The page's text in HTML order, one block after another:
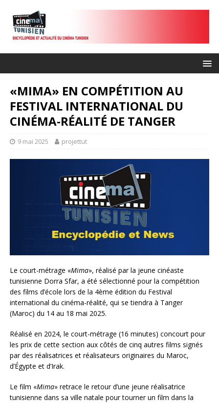
«MIMA» EN COMPÉTITION AU
FESTIVAL INTERNATIONAL DU
CINÉMA-RÉALITÉ DE TANGER
9 mai 2025 projettut
Le court-métrage «Mima», réalisé par la jeune cinéaste
tunisienne Dorra Sfar, a été sélectionné pour la compétition
des films d’école lors de la 4ème édition du Festival
international du cinéma-réalité, qui se tiendra à Tanger
(Maroc) du 14 au 18 mai 2025.
Réalisé en 2024, le court-métrage (16 minutes) concourt pour
les prix de cette section aux côtés de cinq autres films signés
par des réalisatrices et réalisateurs originaires du Maroc,
d’Égypte et d’Irak.
Le film «Mima» retrace le retour d’une jeune réalisatrice
tunisienne dans sa ville natale pour tourner un film dans la